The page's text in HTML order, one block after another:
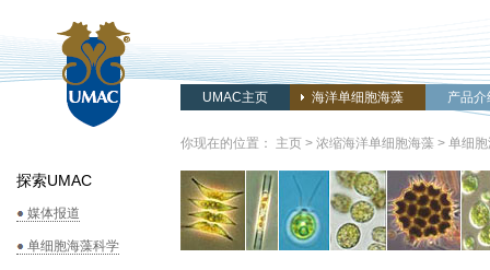
UMAC主页 海洋单细胞海藻 产品介
你现在的位置： 主页 > 浓缩海洋单细胞海藻 > 单细
探索UMAC
媒体报道
单细胞海藻科学